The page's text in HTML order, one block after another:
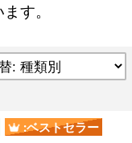
す。
:ベストセラー